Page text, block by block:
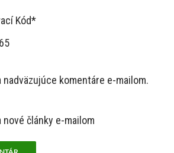
Kód*
nadväzujúce komentáre e-mailom.
nové články e-mailom